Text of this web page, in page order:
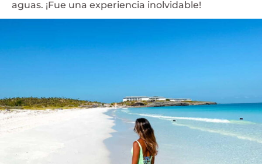
aguas. ¡Fue una experiencia inolvidable!